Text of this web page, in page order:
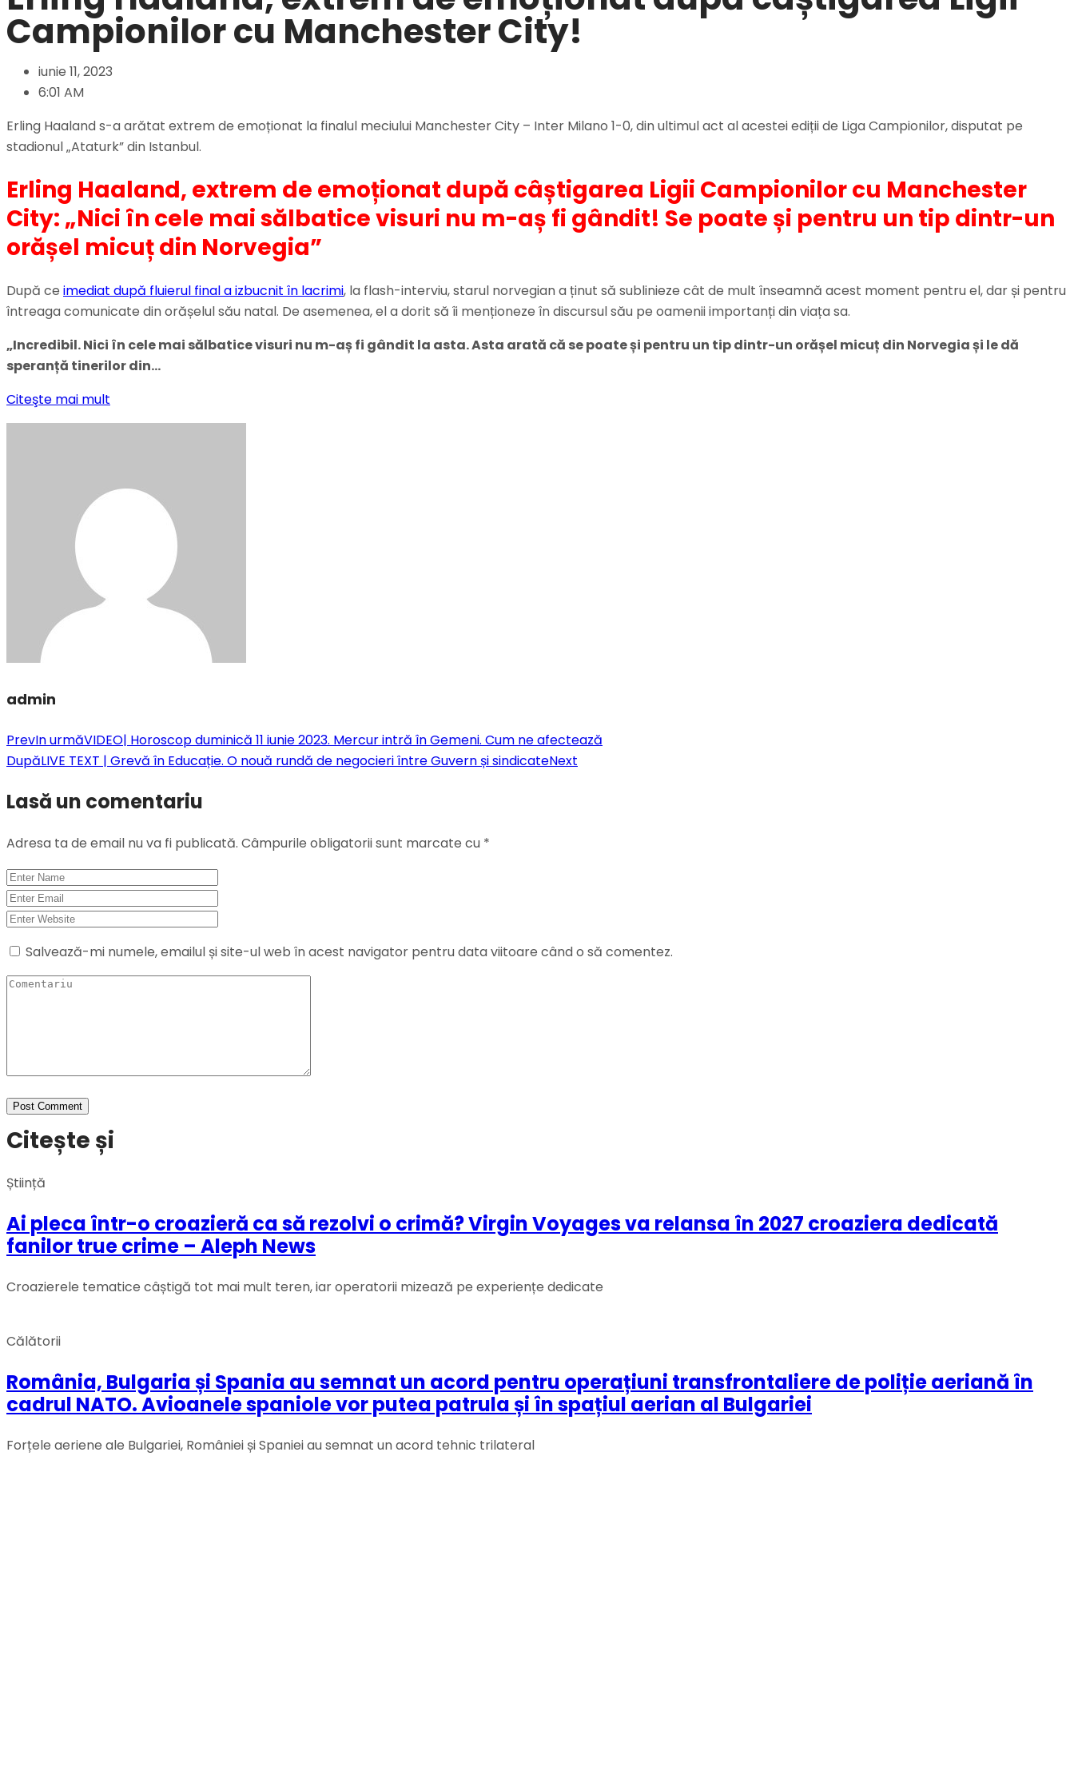
Campionilor cu Manchester City!
iunie 11, 2023
6:01 AM
Erling Haaland s-a arătat extrem de emoționat la finalul meciului Manchester City – Inter Milano 1-0, din ultimul act al acestei ediții de Liga Campionilor, disputat pe
stadionul „Ataturk” din Istanbul.
Erling Haaland, extrem de emoționat după câștigarea Ligii Campionilor cu Manchester
City: „Nici în cele mai sălbatice visuri nu m-aș fi gândit! Se poate și pentru un tip dintr-un
orășel micuț din Norvegia”
După ce imediat după fluierul final a izbucnit în lacrimi, la flash-interviu, starul norvegian a ținut să sublinieze cât de mult înseamnă acest moment pentru el, dar și pentru
întreaga comunicate din orășelul său natal. De asemenea, el a dorit să îi menționeze în discursul său pe oamenii importanți din viața sa.
„Incredibil. Nici în cele mai sălbatice visuri nu m-aș fi gândit la asta. Asta arată că se poate și pentru un tip dintr-un orășel micuț din Norvegia și le dă
speranță tinerilor din…
Citeşte mai mult
admin
PrevIn urmăVIDEO| Horoscop duminică 11 iunie 2023. Mercur intră în Gemeni. Cum ne afectează
DupăLIVE TEXT | Grevă în Educație. O nouă rundă de negocieri între Guvern și sindicateNext
Lasă un comentariu
Adresa ta de email nu va fi publicată. Câmpurile obligatorii sunt marcate cu *
Salvează-mi numele, emailul și site-ul web în acest navigator pentru data viitoare când o să comentez.
Citește și
Știință
Ai pleca într-o croazieră ca să rezolvi o crimă? Virgin Voyages va relansa în 2027 croaziera dedicată
fanilor true crime – Aleph News
Croazierele tematice câștigă tot mai mult teren, iar operatorii mizează pe experiențe dedicate
Călătorii
România, Bulgaria și Spania au semnat un acord pentru operațiuni transfrontaliere de poliție aeriană în
cadrul NATO. Avioanele spaniole vor putea patrula și în spațiul aerian al Bulgariei
Forțele aeriene ale Bulgariei, României și Spaniei au semnat un acord tehnic trilateral